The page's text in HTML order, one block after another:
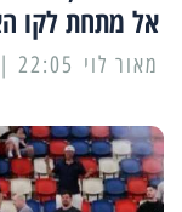
אל מתחת לקו
מאור לוי 22:05 | 29/03/2025